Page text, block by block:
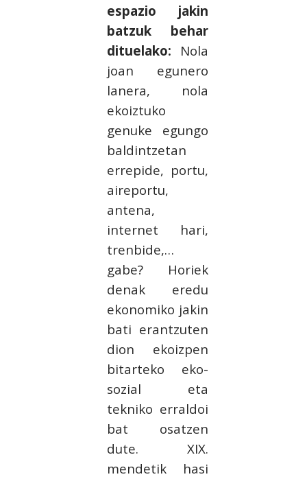
espazio jakin
batzuk behar
dituelako: Nola
joan egunero
lanera, nola
ekoiztuko
genuke egungo
baldintzetan
errepide, portu,
aireportu,
antena,
internet hari,
trenbide,…
gabe? Horiek
denak eredu
ekonomiko jakin
bati erantzuten
dion ekoizpen
bitarteko eko-
sozial eta
tekniko erraldoi
bat osatzen
dute. XIX.
mendetik hasi